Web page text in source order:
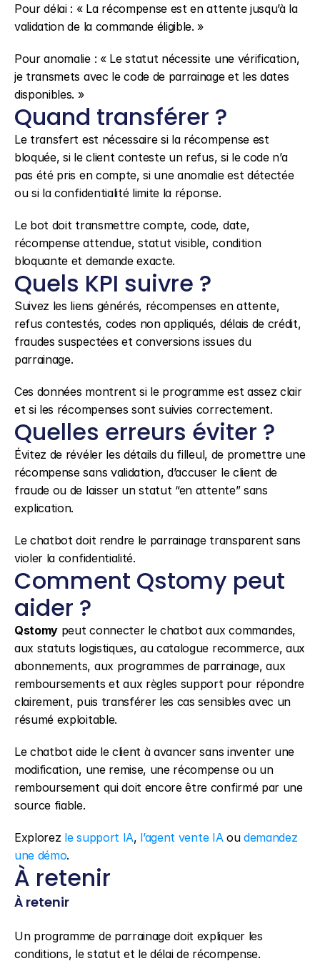
Pour délai : « La récompense est en attente jusqu’à la
validation de la commande éligible. »
Pour anomalie : « Le statut nécessite une vérification,
je transmets avec le code de parrainage et les dates
disponibles. »
Quand transférer ?
Le transfert est nécessaire si la récompense est
bloquée, si le client conteste un refus, si le code n’a
pas été pris en compte, si une anomalie est détectée
ou si la confidentialité limite la réponse.
Le bot doit transmettre compte, code, date,
récompense attendue, statut visible, condition
bloquante et demande exacte.
Quels KPI suivre ?
Suivez les liens générés, récompenses en attente,
refus contestés, codes non appliqués, délais de crédit,
fraudes suspectées et conversions issues du
parrainage.
Ces données montrent si le programme est assez clair
et si les récompenses sont suivies correctement.
Quelles erreurs éviter ?
Évitez de révéler les détails du filleul, de promettre une
récompense sans validation, d’accuser le client de
fraude ou de laisser un statut “en attente” sans
explication.
Le chatbot doit rendre le parrainage transparent sans
violer la confidentialité.
Comment Qstomy peut
aider ?
Qstomy peut connecter le chatbot aux commandes,
aux statuts logistiques, au catalogue recommerce, aux
abonnements, aux programmes de parrainage, aux
remboursements et aux règles support pour répondre
clairement, puis transférer les cas sensibles avec un
résumé exploitable.
Le chatbot aide le client à avancer sans inventer une
modification, une remise, une récompense ou un
remboursement qui doit encore être confirmé par une
source fiable.
Explorez le support IA, l’agent vente IA ou demandez
une démo.
À retenir
À retenir
Un programme de parrainage doit expliquer les
conditions, le statut et le délai de récompense.